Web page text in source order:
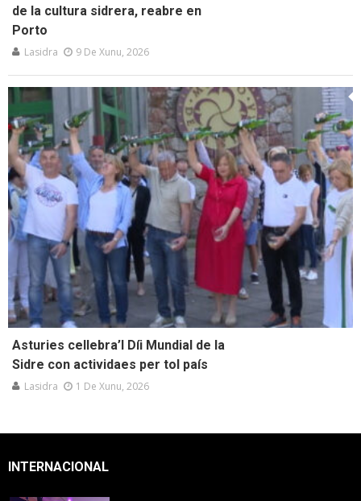
de la cultura sidrera, reabre en
Porto
Lasidra 9 De Xunu, 2026
Asturies cellebra’l Díi Mundial de la
Sidre con actividaes per tol país
Lasidra 1 De Xunu, 2026
INTERNACIONAL